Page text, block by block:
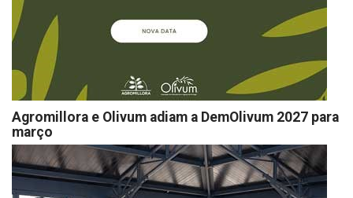
Agromillora e Olivum adiam a DemOlivum 2027 para
março